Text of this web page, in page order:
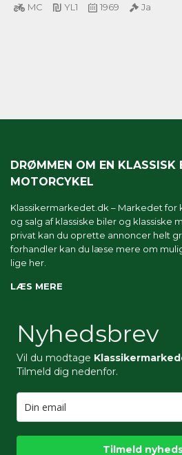
MC YL1 1969 Ja
DRØMMEN OM EN KLASSISK
MOTORCYKEL
Klassikermarkedet.dk – Markedet for
og salg af klassiske biler og klassiske
privat kan du oprette annoncer helt
forhandler kan du læse mere om
lige her.
LÆS MERE
Nyhedsbrev
Vil du modtage
Tilmeld dig nedenfor.
Tilmeld